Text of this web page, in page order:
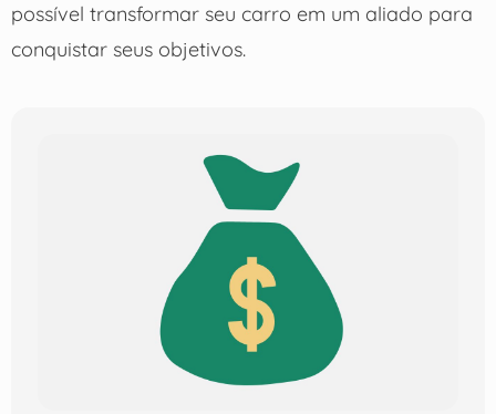
possível transformar seu carro em um aliado para
conquistar seus objetivos.